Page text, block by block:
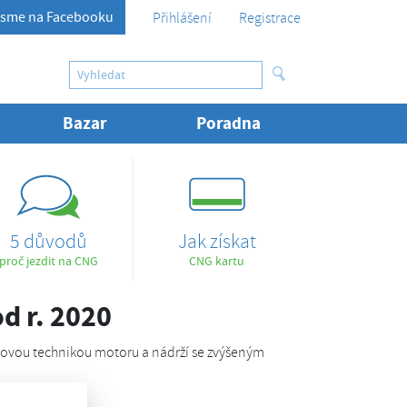
na Facebooku Přihlášení Registrace
Bazar Poradna
5 důvodů
proč jezdit na CNG
Jak získat
CNG kartu
r. 2020
technikou motoru a nádrží se zvýšeným